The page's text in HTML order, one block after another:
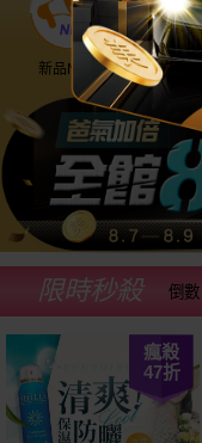
新品NEW
限時秒殺 倒數
瘋殺
47折